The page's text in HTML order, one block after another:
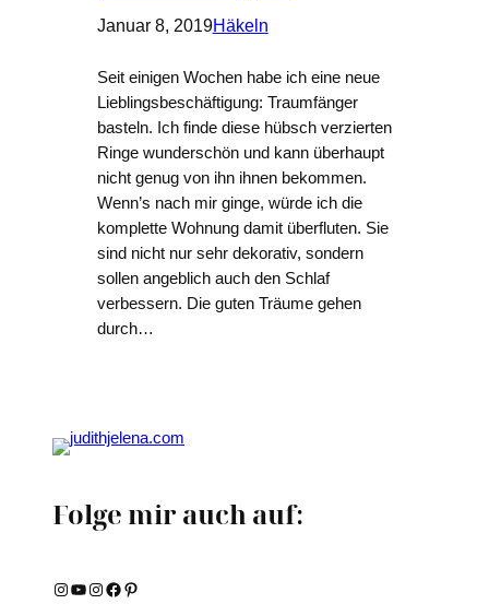
Januar 8, 2019Häkeln
Seit einigen Wochen habe ich eine neue
Lieblingsbeschäftigung: Traumfänger
basteln. Ich finde diese hübsch verzierten
Ringe wunderschön und kann überhaupt
nicht genug von ihn ihnen bekommen.
Wenn’s nach mir ginge, würde ich die
komplette Wohnung damit überfluten. Sie
sind nicht nur sehr dekorativ, sondern
sollen angeblich auch den Schlaf
verbessern. Die guten Träume gehen
durch…
Folge mir auch auf:
Instagram YouTube Instagram Facebook Pinterest